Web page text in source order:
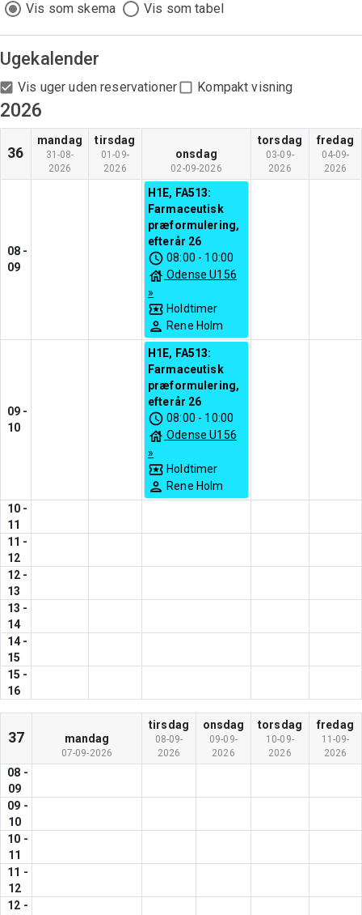
Vis som skema Vis som tabel
Ugekalender
Vis uger uden reservationer Kompakt visning
2026
36
mandag
31-08-
2026
tirsdag
01-09-
2026
onsdag
02-09-2026
torsdag
03-09-
2026
fredag
04-09-
2026
08 -
09
H1E, FA513:
Farmaceutisk
præformulering,
efterår 26
08:00 - 10:00
Odense U156
»
Holdtimer
Rene Holm
09 -
10
H1E, FA513:
Farmaceutisk
præformulering,
efterår 26
08:00 - 10:00
Odense U156
»
Holdtimer
Rene Holm
10 -
11
11 -
12
12 -
13
13 -
14
14 -
15
15 -
16
37 mandag
07-09-2026
tirsdag
08-09-
2026
onsdag
09-09-
2026
torsdag
10-09-
2026
fredag
11-09-
2026
08 -
09
09 -
10
10 -
11
11 -
12
12 -